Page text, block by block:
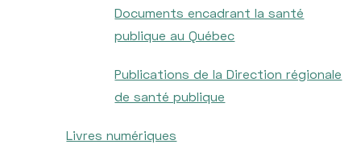
Documents encadrant la santé
publique au Québec
Publications de la Direction régionale
de santé publique
Livres numériques